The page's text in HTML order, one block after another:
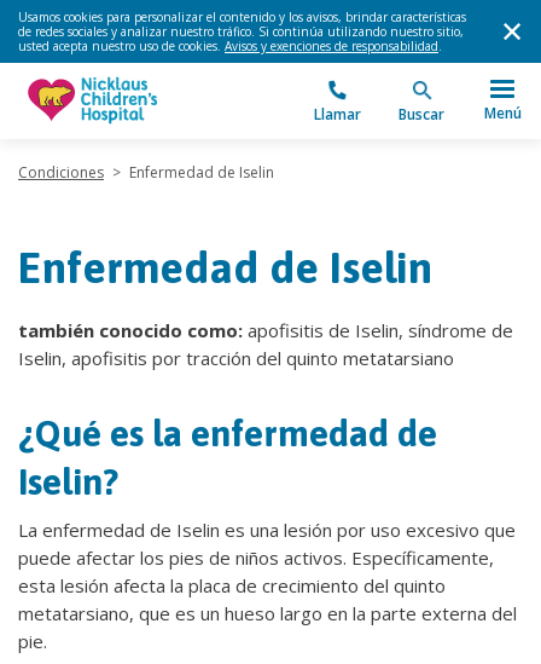
Usamos cookies para personalizar el contenido y los avisos, brindar características
de redes sociales y analizar nuestro tráfico. Si continúa utilizando nuestro sitio,
usted acepta nuestro uso de cookies. Avisos y exenciones de responsabilidad.
Llamar Buscar Menú
Condiciones > Enfermedad de Iselin
Enfermedad de Iselin
también conocido como: apofisitis de Iselin, síndrome de
Iselin, apofisitis por tracción del quinto metatarsiano
¿Qué es la enfermedad de
Iselin?
La enfermedad de Iselin es una lesión por uso excesivo que
puede afectar los pies de niños activos. Específicamente,
esta lesión afecta la placa de crecimiento del quinto
metatarsiano, que es un hueso largo en la parte externa del
pie.